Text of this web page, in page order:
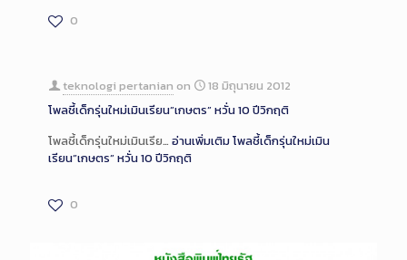
0
teknologi pertanian on
18 มิถุนายน 2012
โพลชี้เด็กรุ่นใหม่เมินเรียน”เกษตร” หวั่น 10 ปีวิกฤติ
โพลชี้เด็กรุ่นใหม่เมินเรีย… อ่านเพิ่มเติมโพลชี้เด็กรุ่นใหม่เมิน
เรียน”เกษตร” หวั่น 10 ปีวิกฤติ
0